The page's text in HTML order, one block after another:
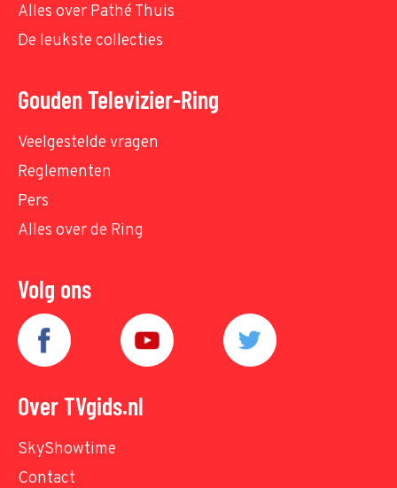
Alles over Pathé Thuis
De leukste collecties
Gouden Televizier-Ring
Veelgestelde vragen
Reglementen
Pers
Alles over de Ring
Volg ons
Over TVgids.nl
SkyShowtime
Contact